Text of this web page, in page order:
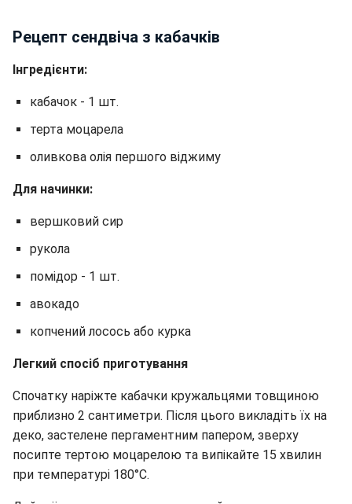
Рецепт сендвіча з кабачків
Інгредієнти:
кабачок - 1 шт.
терта моцарела
оливкова олія першого віджиму
Для начинки:
вершковий сир
рукола
помідор - 1 шт.
авокадо
копчений лосось або курка
Легкий спосіб приготування
Спочатку наріжте кабачки кружальцями товщиною
приблизно 2 сантиметри. Після цього викладіть їх на
деко, застелене пергаментним папером, зверху
посипте тертою моцарелою та випікайте 15 хвилин
при температурі 180°C.